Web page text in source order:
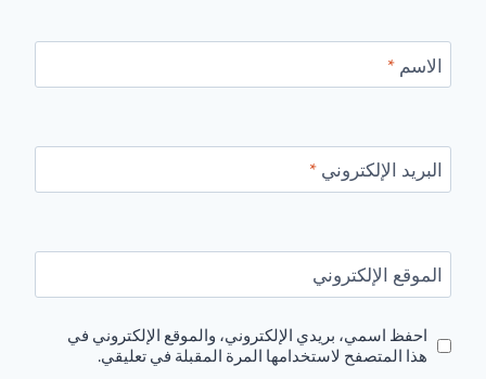
الاسم*
البريد الإلكتروني*
الموقع الإلكتروني
احفظ اسمي، بريدي الإلكتروني، والموقع الإلكتروني في
هذا المتصفح لاستخدامها المرة المقبلة في تعليقي.